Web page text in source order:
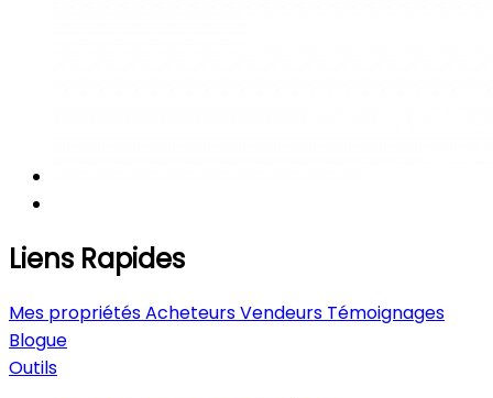
Liens Rapides
Mes propriétésAcheteursVendeurs Témoignages
Blogue
Outils